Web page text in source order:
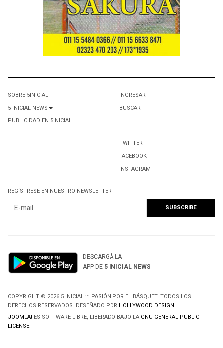
DESCARGÁ LA
COPYRIGHT © 2026 5 INICIAL ::: PASIÓN POR EL BÁSQUET. TODOS LOS
DERECHOS RESERVADOS. DESEÑADO PORHOLLYWOOD DESIGN.
JOOMLA!